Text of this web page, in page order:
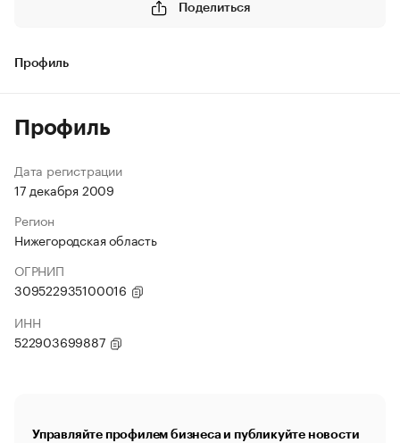
Поделиться
Профиль
Профиль
Дата регистрации
17 декабря 2009
Регион
Нижегородская область
ОГРНИП
309522935100016
ИНН
522903699887
Управляйте профилем бизнеса и публикуйте новости